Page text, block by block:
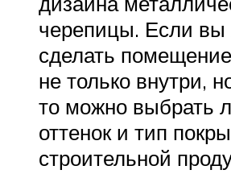
черепицы. Если вы
сделать
не только внутри,
то можно выбрать
оттенок и тип
строительной